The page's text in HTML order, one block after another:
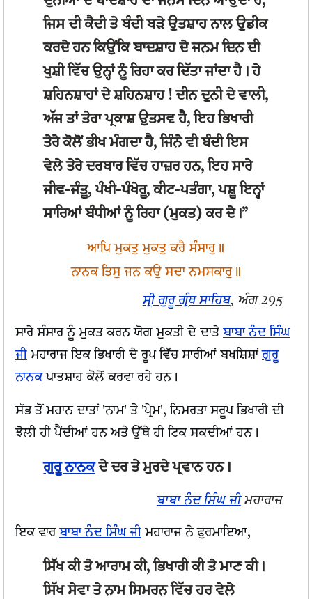
ਜਿਸ ਦੀ ਕੈਦੀ ਤੇ ਬੰਦੀ ਬੜੇ ਉਤਸ਼ਾਹ ਨਾਲ ਉਡੀਕ
ਕਰਦੇ ਹਨ ਕਿਉਂਕਿ ਬਾਦਸ਼ਾਹ ਦੇ ਜਨਮ ਦਿਨ ਦੀ
ਖੁਸ਼ੀ ਵਿੱਚ ਉਨ੍ਹਾਂ ਨੂੰ ਰਿਹਾ ਕਰ ਦਿੱਤਾ ਜਾਂਦਾ ਹੈ। ਹੇ
ਸ਼ਹਿਨਸ਼ਾਹਾਂ ਦੇ ਸ਼ਹਿਨਸ਼ਾਹ ! ਦੀਨ ਦੁਨੀ ਦੇ ਵਾਲੀ,
ਅੱਜ ਤਾਂ ਤੇਰਾ ਪ੍ਰਕਾਸ਼ ਉਤਸਵ ਹੈ, ਇਹ ਭਿਖਾਰੀ
ਤੇਰੇ ਕੋਲੋਂ ਭੀਖ ਮੰਗਦਾ ਹੈ, ਜਿੰਨੇ ਵੀ ਬੰਦੀ ਇਸ
ਵੇਲੇ ਤੇਰੇ ਦਰਬਾਰ ਵਿੱਚ ਹਾਜ਼ਰ ਹਨ, ਇਹ ਸਾਰੇ
ਜੀਵ-ਜੰਤੂ, ਪੰਖੀ-ਪੰਖੇਰੂ, ਕੀਟ-ਪਤੰਗਾ, ਪਸ਼ੂ ਇਨ੍ਹਾਂ
ਸਾਰਿਆਂ ਬੰਧੀਆਂ ਨੂੰ ਰਿਹਾ (ਮੁਕਤ) ਕਰ ਦੇ।”
ਆਪਿ ਮੁਕਤੁ ਮੁਕਤੁ ਕਰੈ ਸੰਸਾਰੁ॥
ਨਾਨਕ ਤਿਸੁ ਜਨ ਕਉ ਸਦਾ ਨਮਸਕਾਰੁ॥
ਸ੍ਰੀ ਗੁਰੂ ਗ੍ਰੰਥ ਸਾਹਿਬ, ਅੰਗ 295
ਸਾਰੇ ਸੰਸਾਰ ਨੂੰ ਮੁਕਤ ਕਰਨ ਯੋਗ ਮੁਕਤੀ ਦੇ ਦਾਤੇ ਬਾਬਾ ਨੰਦ ਸਿੰਘ
ਜੀ ਮਹਾਰਾਜ ਇਕ ਭਿਖਾਰੀ ਦੇ ਰੂਪ ਵਿੱਚ ਸਾਰੀਆਂ ਬਖਸ਼ਿਸ਼ਾਂਗੁਰੂ
ਨਾਨਕਪਾਤਸ਼ਾਹ ਕੋਲੋਂ ਕਰਵਾ ਰਹੇ ਹਨ।
ਸੱਭ ਤੋਂ ਮਹਾਨ ਦਾਤਾਂ 'ਨਾਮ' ਤੇ 'ਪ੍ਰੇਮ', ਨਿਮਰਤਾ ਸਰੂਪ ਭਿਖਾਰੀ ਦੀ
ਝੋਲੀ ਹੀ ਪੈਂਦੀਆਂ ਹਨ ਅਤੇ ਉੱਥੇ ਹੀ ਟਿਕ ਸਕਦੀਆਂ ਹਨ।
ਗੁਰੂ ਨਾਨਕਦੇ ਦਰ ਤੇ ਮੁਰਦੇ ਪ੍ਰਵਾਨ ਹਨ।
ਬਾਬਾ ਨੰਦ ਸਿੰਘ ਜੀਮਹਾਰਾਜ
ਇਕ ਵਾਰ ਬਾਬਾ ਨੰਦ ਸਿੰਘ ਜੀ ਮਹਾਰਾਜ ਨੇ ਫੁਰਮਾਇਆ,
ਸਿੱਖ ਕੀ ਤੇ ਆਰਾਮ ਕੀ, ਭਿਖਾਰੀ ਕੀ ਤੇ ਮਾਣ ਕੀ।
ਸਿੱਖ ਸੇਵਾ ਤੇ ਨਾਮ ਸਿਮਰਨ ਵਿੱਚ ਹਰ ਵੇਲੇ